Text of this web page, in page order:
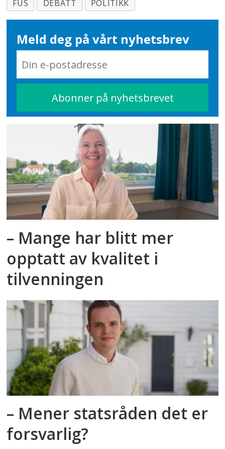
FUS
DEBATT POLITIKK
Meld deg på vårt nyhetsbrev
– Mange har blitt mer
opptatt av kvalitet i
tilvenningen
– Mener statsråden det er
forsvarlig?